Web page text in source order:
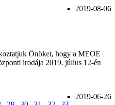
2019-08-06
Önöket, hogy a MEOE
irodája 2019. július 12-én
2019-06-26